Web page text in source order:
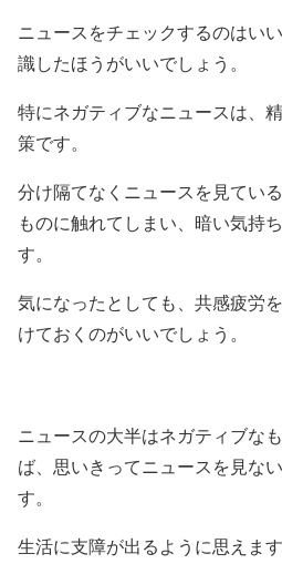
ニュースをチェックするのはい
識したほうがいいでしょう。
特にネガティブなニュースは、
策です。
分け隔てなくニュースを見てい
ものに触れてしまい、暗い気持
す。
気になったとしても、共感疲労
けておくのがいいでしょう。
ニュースの大半はネガティブな
ば、思いきってニュースを見な
す。
生活に支障が出るように思えま